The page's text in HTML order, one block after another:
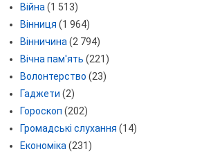
Війна (1 513)
Вінниця (1 964)
Вінничина (2 794)
Вічна пам'ять (221)
Волонтерство (23)
Гаджети (2)
Гороскоп (202)
Громадські слухання (14)
Економіка (231)